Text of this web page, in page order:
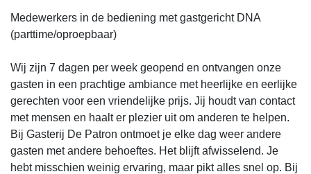
Medewerkers in de bediening met gastgericht DNA
(parttime/oproepbaar)
Wij zijn 7 dagen per week geopend en ontvangen onze
gasten in een prachtige ambiance met heerlijke en eerlijke
gerechten voor een vriendelijke prijs. Jij houdt van contact
met mensen en haalt er plezier uit om anderen te helpen.
Bij Gasterij De Patron ontmoet je elke dag weer andere
gasten met andere behoeftes. Het blijft afwisselend. Je
hebt misschien weinig ervaring, maar pikt alles snel op. Bij